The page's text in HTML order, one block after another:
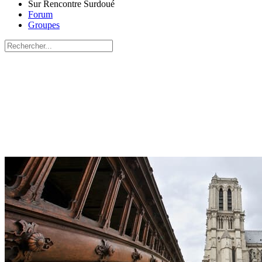
Sur Rencontre Surdoué
Forum
Groupes
Recherche
pour: